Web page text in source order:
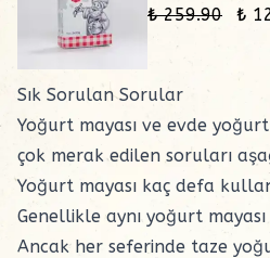
₺ 259.90 ₺
Sık Sorulan Sorular
Yoğurt mayası ve evde yoğurt
çok merak edilen soruları
Yoğurt mayası kaç defa
Genellikle aynı yoğurt
Ancak her seferinde taze